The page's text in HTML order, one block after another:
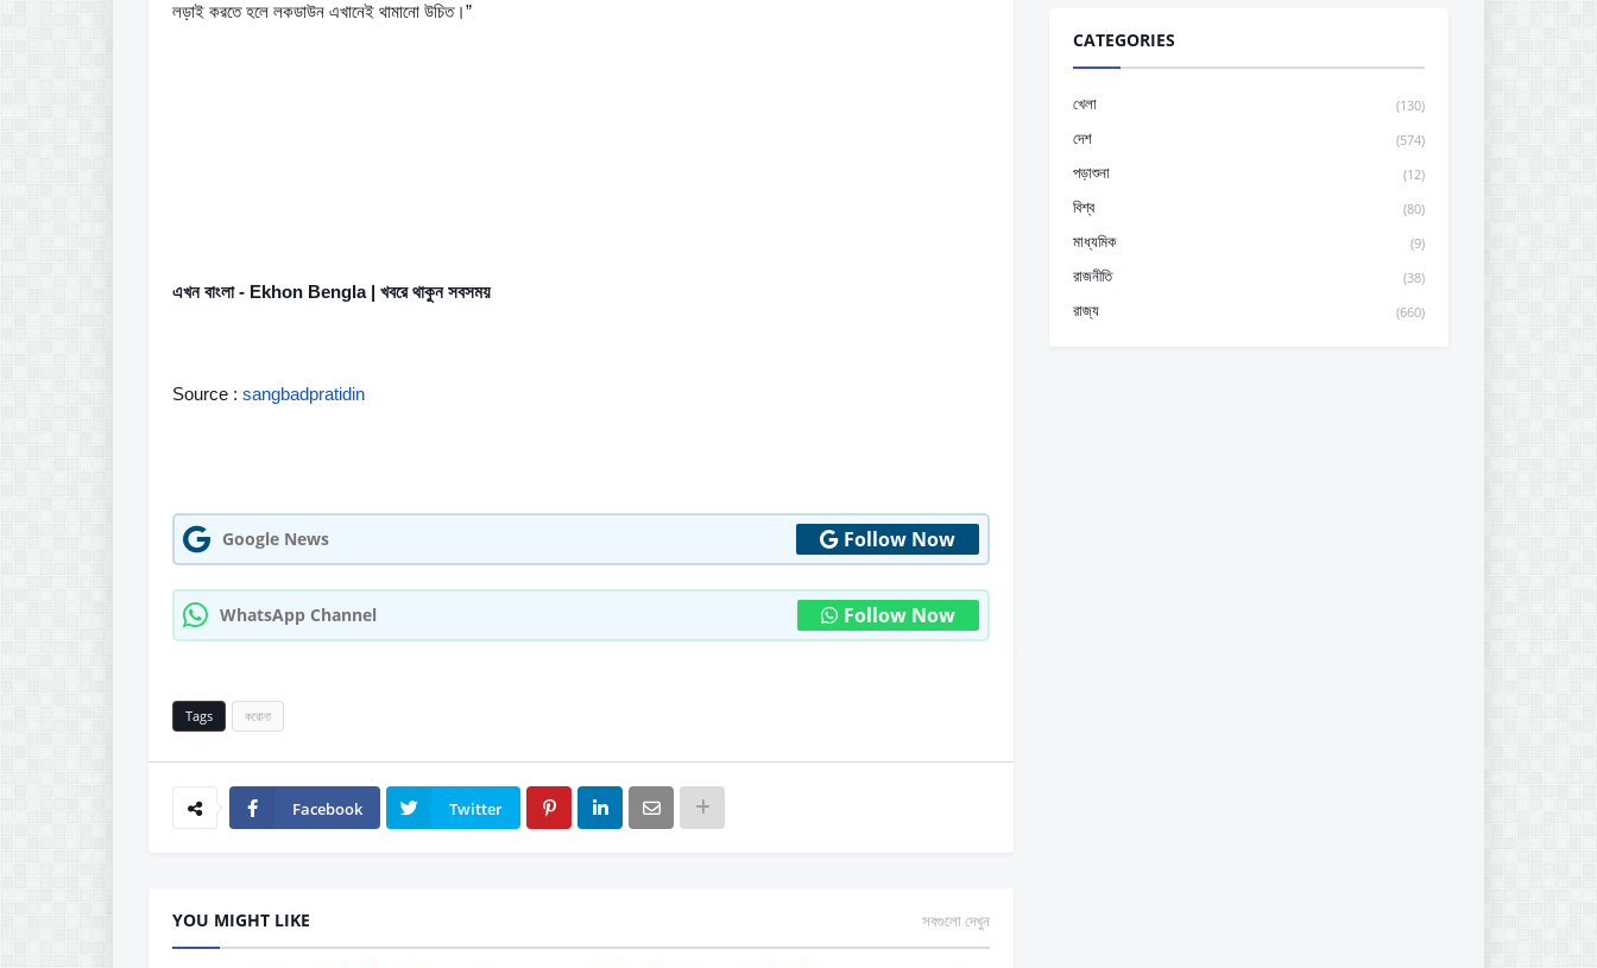
লড়াই করতে হলে লকডাউন এখানেই থামানো উচিত।”
এখন বাংলা - Ekhon Bengla | খবরে থাকুন সবসময়
Source : sangbadpratidin
Google News Follow Now
WhatsApp Channel Follow Now
Tags করোনা
Facebook Twitter
YOU MIGHT LIKE সবগুলো দেখুন
CATEGORIES
খেলা (130)
দেশ (574)
পড়াশুনা (12)
বিশ্ব (80)
মাধ্যমিক (9)
রাজনীতি (38)
রাজ্য (660)